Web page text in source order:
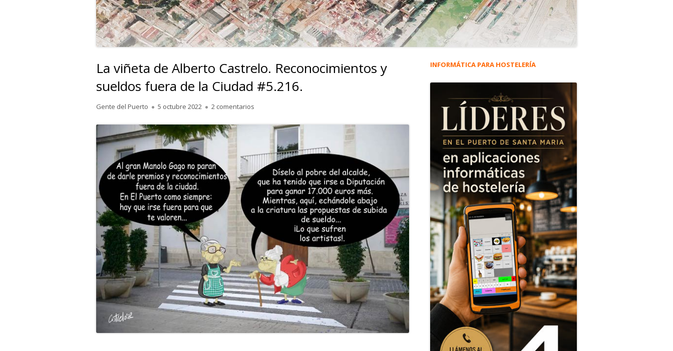
La viñeta de Alberto Castrelo. Reconocimientos y
sueldos fuera de la Ciudad #5.216.
Autor
Gente del Puerto
Publicado
5 octubre 2022 2 comentarios en La viñeta de Alberto Castrelo. Reconocimientos y sueldos fuera de la Ciudad #5.216.
Barra
principal
INFORMÁTICA PARA HOSTELERÍA